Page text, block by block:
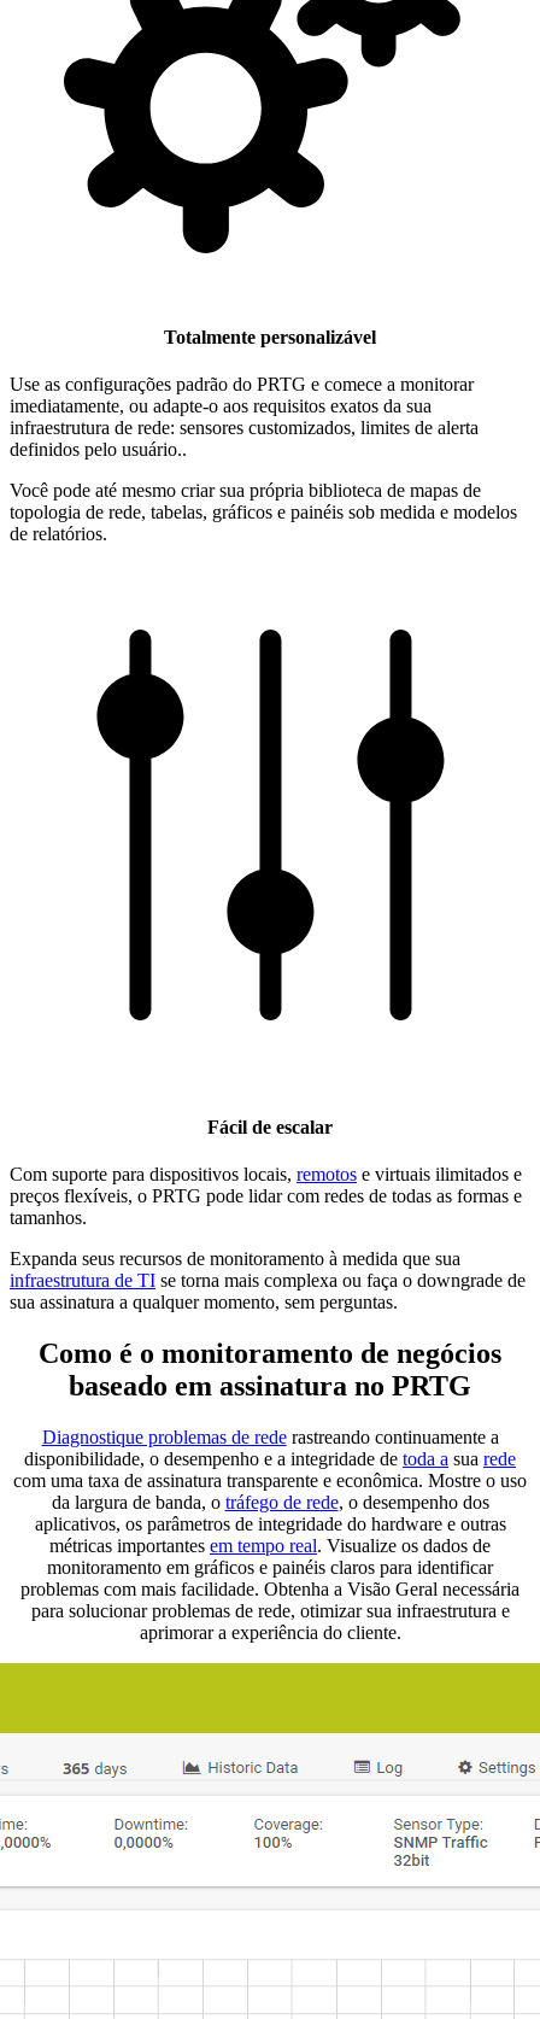
Totalmente personalizável
Use as configurações padrão do PRTG e comece a monitorar
imediatamente, ou adapte-o aos requisitos exatos da sua
infraestrutura de rede: sensores customizados, limites de alerta
definidos pelo usuário..
Você pode até mesmo criar sua própria biblioteca de mapas de
topologia de rede, tabelas, gráficos e painéis sob medida e modelos
de relatórios.
Fácil de escalar
Com suporte para dispositivos locais, remotos e virtuais ilimitados e
preços flexíveis, o PRTG pode lidar com redes de todas as formas e
tamanhos.
Expanda seus recursos de monitoramento à medida que sua
infraestrutura de TI se torna mais complexa ou faça o downgrade de
sua assinatura a qualquer momento, sem perguntas.
Como é o monitoramento de negócios
baseado em assinatura no PRTG
Diagnostique problemas de rederastreando continuamente a
disponibilidade, o desempenho e a integridade de toda a sua rede
com uma taxa de assinatura transparente e econômica. Mostre o uso
da largura de banda, o tráfego de rede, o desempenho dos
aplicativos, os parâmetros de integridade do hardware e outras
métricas importantes em tempo real. Visualize os dados de
monitoramento em gráficos e painéis claros para identificar
problemas com mais facilidade. Obtenha a Visão Geral necessária
para solucionar problemas de rede, otimizar sua infraestrutura e
aprimorar a experiência do cliente.